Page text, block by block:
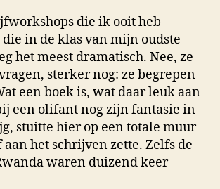
die ik ooit heb
die in de klas van mijn oudste
het meest dramatisch. Nee, ze
sterker nog: ze begrepen
een boek is, wat daar leuk aan
een olifant nog zijn fantasie in
stuitte hier op een totale muur
het schrijven zette. Zelfs de
waren duizend keer